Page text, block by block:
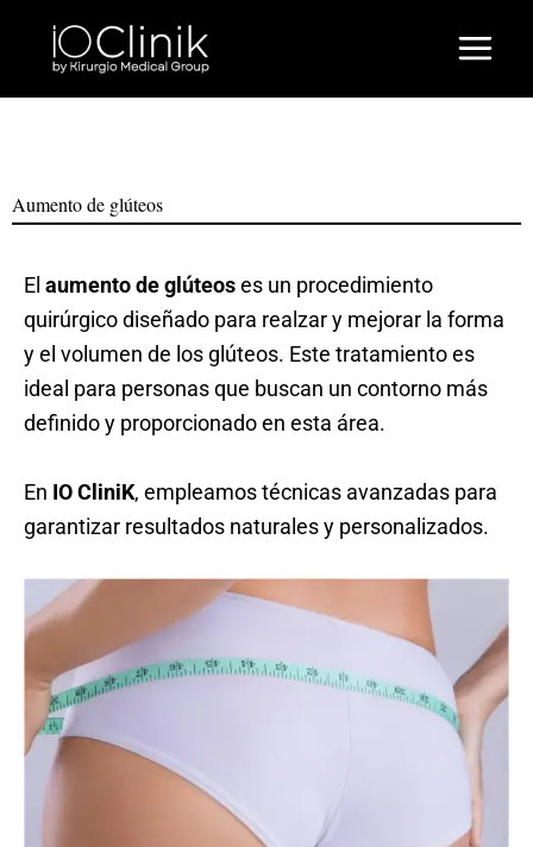
contenido
Aumento de glúteos
El aumento de glúteoses un procedimiento
quirúrgico diseñado para realzar y mejorar la forma
y el volumen de los glúteos. Este tratamiento es
ideal para personas que buscan un contorno más
definido y proporcionado en esta área.
En IO CliniK, empleamos técnicas avanzadas para
garantizar resultados naturales y personalizados.